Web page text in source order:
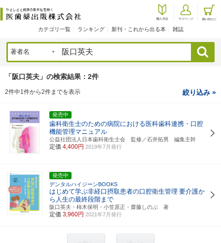
カテゴリ一覧 ランキング 新刊・これから出る本 雑誌
検索
「阪口英夫」の検索結果：2件
2件中1件から2件までを表示 絞り込み »
発売中
歯科衛生士のための病院における医科歯科連携・口腔
機能管理マニュアル
公益社団法人日本歯科衛生士会 監修／石井拓男 編集主幹
定価 4,400円 2019年7月発行
発売中
デンタルハイジーンBOOKS
はじめて学ぶ非経口摂取患者の口腔衛生管理 要介護か
ら人生の最終段階まで
阪口英夫・柿木保明・小笠原正・齋藤しのぶ 著
定価 3,960円 2021年7月発行